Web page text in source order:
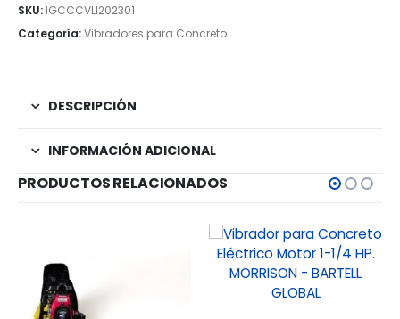
SKU: IGCCCVLI202301
Categoría:Vibradores para Concreto
DESCRIPCIÓN
INFORMACIÓN ADICIONAL
PRODUCTOS RELACIONADOS